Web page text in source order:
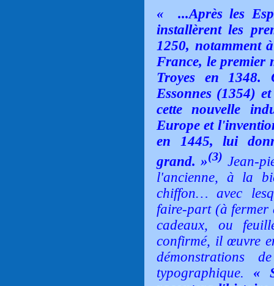
« ...Après les
installèrent les
1250, notamment
France, le premier
Troyes en 1348.
Essonnes (1354)
cette nouvelle
Europe et
en 1445, lui
grand. »(3) Jean-
l'ancienne, à la
chiffon… avec
faire-part (à fermer
cadeaux, ou
confirmé, il œuvre
démonstrations
typographique. «